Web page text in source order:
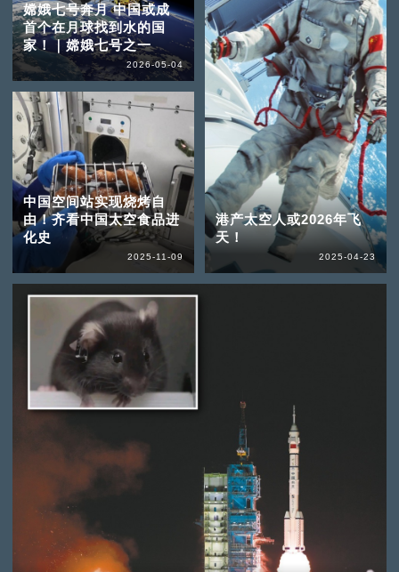
嫦娥七号奔月 中国或成
首个在月球找到水的国
家！｜嫦娥七号之一
2026-05-04
中国空间站实现烧烤自
由！齐看中国太空食品进
化史
2025-11-09
港产太空人或2026年飞
天！
2025-04-23